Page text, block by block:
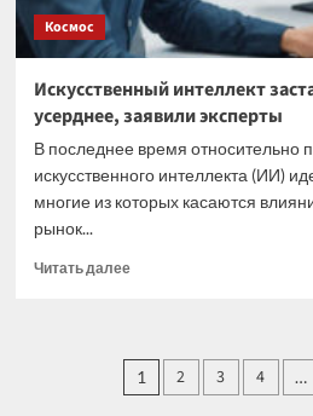
Космос
Искусственный интеллект
усерднее, заявили эксперты
В последнее время относительно
искусственного интеллекта (ИИ)
многие из которых касаются
рынок...
Читать далееПрочитать
интеллект
заставит
Пагинация
1 2 3 4 …